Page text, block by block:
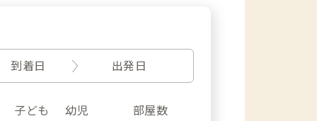
到着日 出発日
子ども 幼児 部屋数